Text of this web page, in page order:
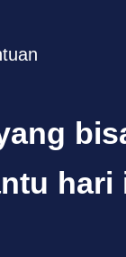
hari